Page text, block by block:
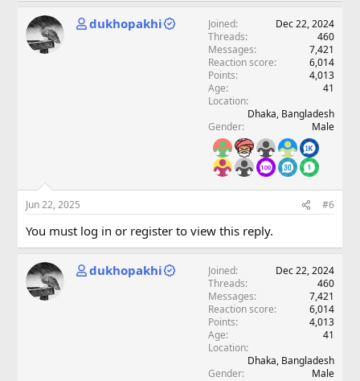
dukhopakhi Joined
Dec 22, 2024
Threads
460
Messages
7,421
Reaction score
6,014
Points
4,013
Age
41
Location
Dhaka, Bangladesh
Gender
Male
Jun 22, 2025 #6
You must log in or register to view this reply.
dukhopakhi Joined
Dec 22, 2024
Threads
460
Messages
7,421
Reaction score
6,014
Points
4,013
Age
41
Location
Dhaka, Bangladesh
Gender
Male